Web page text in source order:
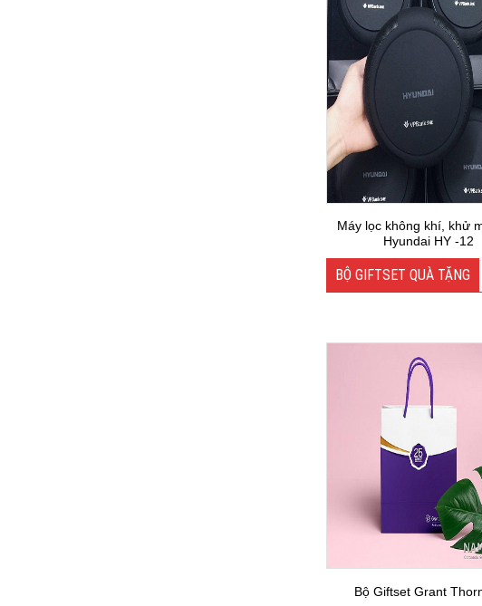
​Máy lọc không khí, khử
Hyundai HY -12
BỘ GIFTSET QUÀ TẶNG
Bộ Giftset Grant